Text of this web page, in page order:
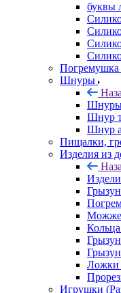
буквы
Шнуры
Шнур
Шнур
Пищалки,
Изделия из
Кольца
Ложки
Игрушки